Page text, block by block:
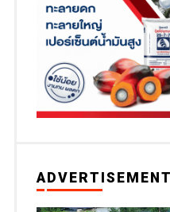
ADVERTISEMENT